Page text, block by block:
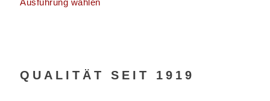
Ausführung wählen
QUALITÄT SEIT 1919